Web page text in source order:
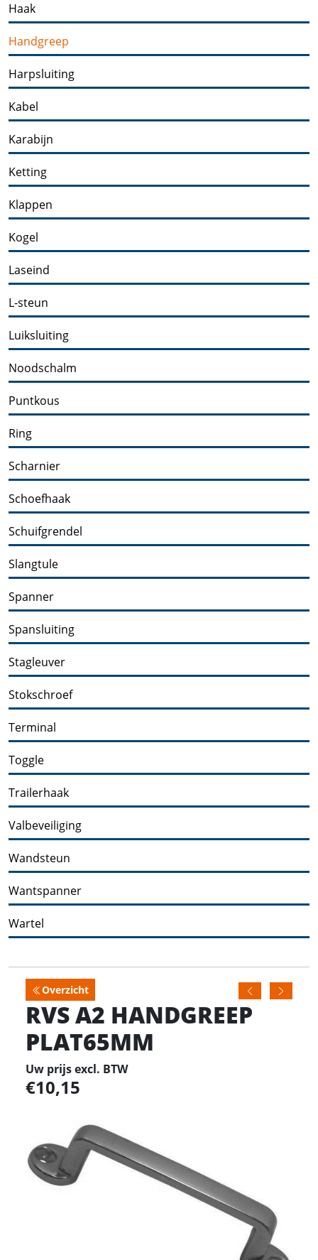
Haak
Handgreep
Harpsluiting
Kabel
Karabijn
Ketting
Klappen
Kogel
Laseind
L-steun
Luiksluiting
Noodschalm
Puntkous
Ring
Scharnier
Schoefhaak
Schuifgrendel
Slangtule
Spanner
Spansluiting
Stagleuver
Stokschroef
Terminal
Toggle
Trailerhaak
Valbeveiliging
Wandsteun
Wantspanner
Wartel
Overzicht
RVS A2 HANDGREEP
PLAT65MM
Uw prijs excl. BTW
10,15